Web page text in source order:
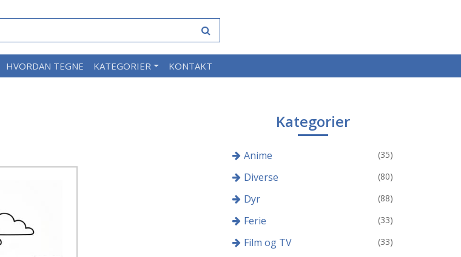
HVORDAN TEGNE KATEGORIER KONTAKT
Kategorier
Anime (35)
Diverse (80)
Dyr (88)
Ferie (33)
Film og TV (33)